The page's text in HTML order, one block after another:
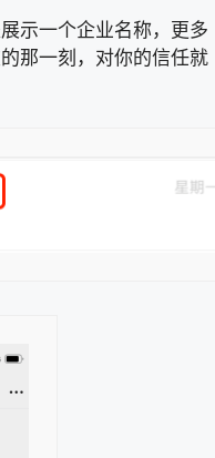
示一个企业名称，更多
那一刻，对你的信任就